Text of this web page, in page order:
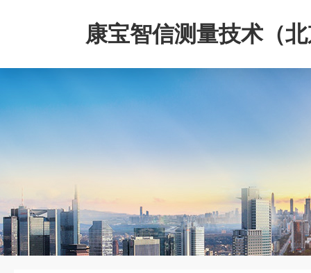
康宝智信测量技术（
限公司